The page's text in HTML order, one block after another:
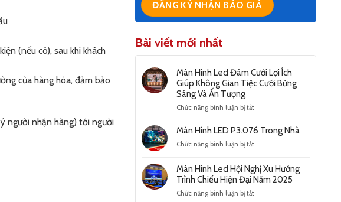
(nếu có), sau khi khách
của hàng hóa, đảm bảo
người nhận hàng) tới người
Bài viết mới nhất
Màn Hình Led Đám Cưới Lợi Ích
Giúp Không Gian Tiệc Cưới Bừng
Sáng Và Ấn Tượng
Chức năng bình luận bị tắtở
Hình
Đám
Lợi
Ích
Không
Màn Hình LED P3.076 Trong Nhà
Chức năng bình luận bị tắtở
Hình
LED
P3.076
Trong
Màn Hình Led Hội Nghị Xu Hướng
Trình Chiếu Hiện Đại Năm 2025
Chức năng bình luận bị tắtở